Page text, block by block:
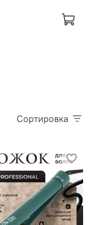
Сортировка